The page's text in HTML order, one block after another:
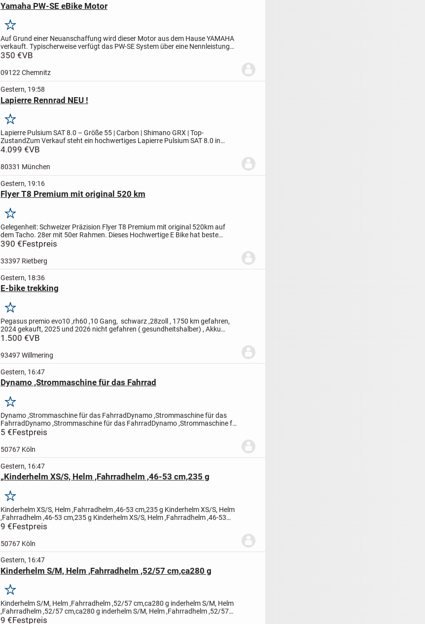
Yamaha PW-SE eBike Motor
Merken
Auf Grund einer Neuanschaffung wird dieser Motor aus dem Hause YAMAHA
verkauft. Typischerweise verfügt das PW-SE System über eine Nennleistung
von 250 Watt und liefert ein maximales Drehmoment von...
350 €VB
09122 Chemnitz
Gestern, 19:58
Lapierre Rennrad NEU !
Merken
Lapierre Pulsium SAT 8.0 – Größe 55 | Carbon | Shimano GRX | Top-
ZustandZum Verkauf steht ein hochwertiges Lapierre Pulsium SAT 8.0 in
Rahmengröße 55. Das Rad überzeugt mit seinem leichten Carbonrahm...
4.099 €VB
80331 München
Gestern, 19:16
Flyer T8 Premium mit original 520 km
Merken
Gelegenheit: Schweizer Präzision Flyer T8 Premium mit original 520km auf
dem Tacho. 28er mit 50er Rahmen. Dieses Hochwertige E Bike hat beste
Komponenten verbaut wie den Panasonic Mittelmotor, Akku...
390 €Festpreis
33397 Rietberg
Gestern, 18:36
E-bike trekking
Merken
Pegasus premio evo10 ,rh60 ,10 Gang, schwarz ,28zoll , 1750 km gefahren,
2024 gekauft, 2025 und 2026 nicht gefahren ( gesundheitshalber) , Akku
letztes Mal Herbst 2024 geladen gestern eingebaut immer...
1.500 €VB
93497 Willmering
Gestern, 16:47
Dynamo ,Strommaschine für das Fahrrad
Merken
Dynamo ,Strommaschine für das FahrradDynamo ,Strommaschine für das
FahrradDynamo ,Strommaschine für das FahrradDynamo ,Strommaschine für
das FahrradDynamo ,Strommaschine für das FahrradDynamo...
5 €Festpreis
50767 Köln
Gestern, 16:47
„Kinderhelm XS/S, Helm ,Fahrradhelm ,46-53 cm,235 g
Merken
Kinderhelm XS/S, Helm ,Fahrradhelm ,46-53 cm,235 g Kinderhelm XS/S, Helm
,Fahrradhelm ,46-53 cm,235 g Kinderhelm XS/S, Helm ,Fahrradhelm ,46-53
cm,235 gKinderhelm XS/S, Helm ,Fahrradhelm ,46-53...
9 €Festpreis
50767 Köln
Gestern, 16:47
Kinderhelm S/M, Helm ,Fahrradhelm ,52/57 cm,ca280 g
Merken
Kinderhelm S/M, Helm ,Fahrradhelm ,52/57 cm,ca280 g inderhelm S/M, Helm
,Fahrradhelm ,52/57 cm,ca280 g inderhelm S/M, Helm ,Fahrradhelm ,52/57
cm,ca280 ginderhelm S/M, Helm ,Fahrradhelm ,52/57...
9 €Festpreis